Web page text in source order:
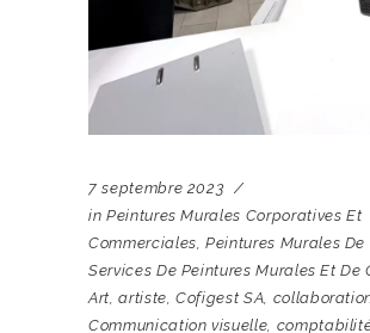
7 septembre 2023
in Peintures Murales Corporatives Et
Commerciales,Peintures Murales De
Services De Peintures Murales Et De
Art,artiste,Cofigest SA,
Communication visuelle,